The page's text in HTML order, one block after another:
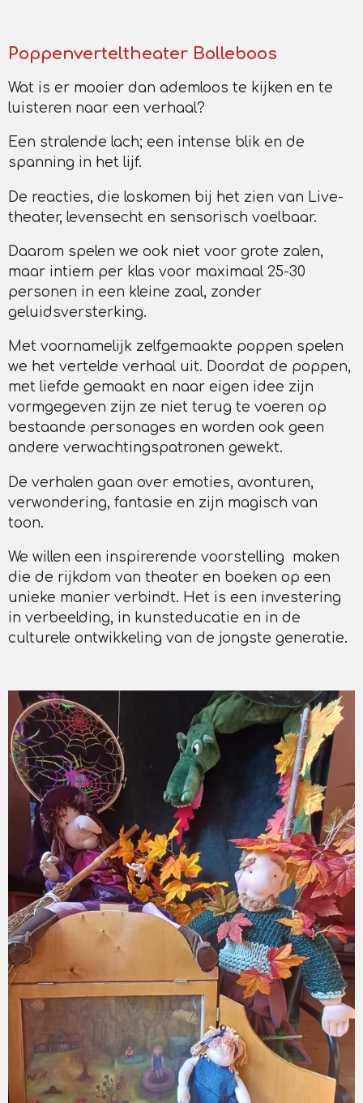
Poppenverteltheater Bolleboos
Wat is er mooier dan ademloos te kijken en te
luisteren naar een verhaal?
Een stralende lach; een intense blik en de
spanning in het lijf.
De reacties, die loskomen bij het zien van Live-
theater, levensecht en sensorisch voelbaar.
Daarom spelen we ook niet voor grote zalen,
maar intiem per klas voor maximaal 25-30
personen in een kleine zaal, zonder
geluidsversterking.
Met voornamelijk zelfgemaakte poppen spelen
we het vertelde verhaal uit. Doordat de poppen,
met liefde gemaakt en naar eigen idee zijn
vormgegeven zijn ze niet terug te voeren op
bestaande personages en worden ook geen
andere verwachtingspatronen gewekt.
De verhalen gaan over emoties, avonturen,
verwondering, fantasie en zijn magisch van
toon.
We willen een inspirerende voorstelling maken
die de rijkdom van theater en boeken op een
unieke manier verbindt. Het is een investering
in verbeelding, in kunsteducatie en in de
culturele ontwikkeling van de jongste generatie.